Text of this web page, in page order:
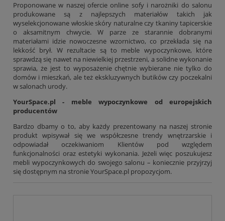
Proponowane w naszej ofercie online sofy i narożniki do salonu
produkowane są z najlepszych materiałów takich jak
wyselekcjonowane włoskie skóry naturalne czy tkaniny tapicerskie
o aksamitnym chwycie. W parze ze starannie dobranymi
materiałami idzie nowoczesne wzornictwo, co przekłada się na
lekkość brył. W rezultacie są to meble wypoczynkowe, które
sprawdzą się nawet na niewielkiej przestrzeni, a solidne wykonanie
sprawia, że jest to wyposażenie chętnie wybierane nie tylko do
domów i mieszkań, ale też ekskluzywnych butików czy poczekalni
w salonach urody.
YourSpace.pl - meble wypoczynkowe od europejskich
producentów
Bardzo dbamy o to, aby każdy prezentowany na naszej stronie
produkt wpisywał się we współczesne trendy wnętrzarskie i
odpowiadał oczekiwaniom Klientów pod względem
funkcjonalności oraz estetyki wykonania. Jeżeli więc poszukujesz
mebli wypoczynkowych do swojego salonu – koniecznie przyjrzyj
się dostępnym na stronie YourSpace.pl propozycjom.